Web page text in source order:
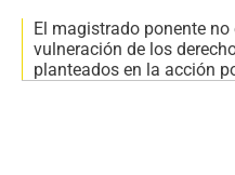
El magistrado ponente
vulneración de los
planteados en la acción